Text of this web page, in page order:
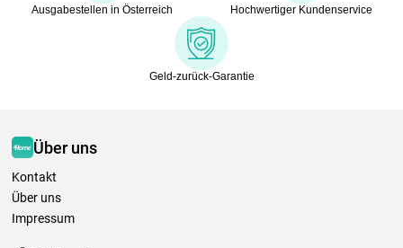
Ausgabestellen in Österreich Hochwertiger Kundenservice
Geld-zurück-Garantie
Über uns
Kontakt
Über uns
Impressum